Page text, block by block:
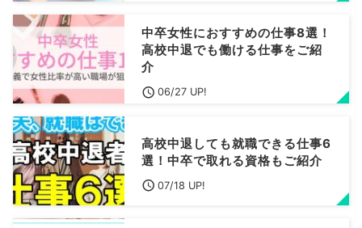
中卒女性におすすめの仕事8選！
高校中退でも働ける仕事をご紹
介
06/27 UP!
高校中退しても就職できる仕事6
選！中卒で取れる資格もご紹介
07/18 UP!